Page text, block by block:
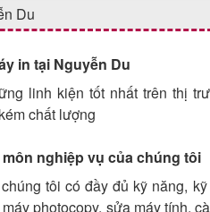
Du
in tại Nguyễn Du
linh kiện tốt nhất trên thị
chất lượng
nghiệp vụ của chúng tôi
tôi có đầy đủ kỹ năng,
photocopy, sửa máy tính,